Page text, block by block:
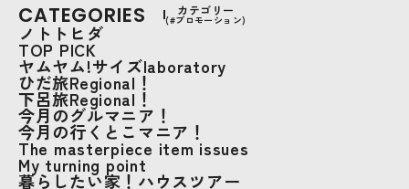
CATEGORIES カテゴリー
(#プロモーション)
ノトトヒダ
TOP PICK
ヤムヤム!サイズlaboratory
ひだ旅Regional！
下呂旅Regional！
今月のグルマニア！
今月の行くとこマニア！
The masterpiece item issues
My turning point
暮らしたい家！ハウスツアー